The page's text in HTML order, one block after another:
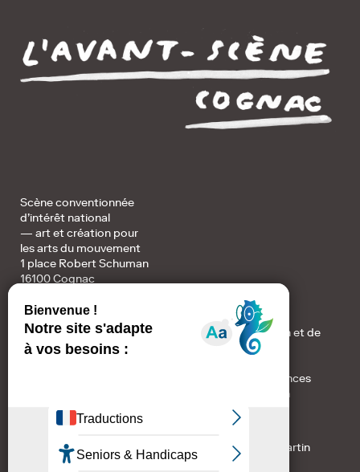
Scène conventionnée
d’intérêt national
— art et création pour
les arts du mouvement
1 place Robert Schuman
16100 Cognac
Accueil / Billetterie :
+ au 05 45 82 32 78 du lundi au vendredi de 10h à 12h et de
14h à 17h
+ et sur place : les vendredis de 12h à 17h (hors vacances
scolaires) et de 14h à 17h les jours de représentation
Coordination et rédaction : Audrey Amarguellah-Martin